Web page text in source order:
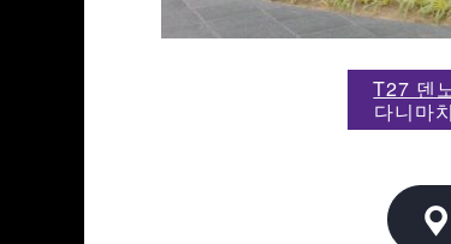
T27 덴
다니마